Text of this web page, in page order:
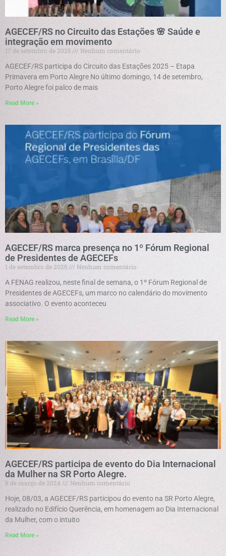
AGECEF/RS no Circuito das Estações 🌸 Saúde e
integração em movimento
17 de setembro de 2025
Nenhum comentário
AGECEF/RS participa do Circuito das Estações 2025 – Etapa
Primavera em Porto Alegre No último domingo, 14 de setembro,
Porto Alegre foi palco de mais
Read More »
AGECEF/RS marca presença no 1º Fórum Regional
de Presidentes de AGECEFs
1 de setembro de 2025
Nenhum comentário
A FENAG realizou, neste final de semana, o 1º Fórum Regional de
Presidentes de AGECEFs, um marco no calendário do movimento
associativo. O evento aconteceu
Read More »
AGECEF/RS participa de evento do Dia Internacional
da Mulher na SR Porto Alegre.
8 de março de 2024
Nenhum comentário
Hoje, 08/03, a AGECEF/RS participou do evento na SR Porto Alegre,
realizado no Edifício Querência, em homenagem ao Dia Internacional
da Mulher, com o intuito
Read More »